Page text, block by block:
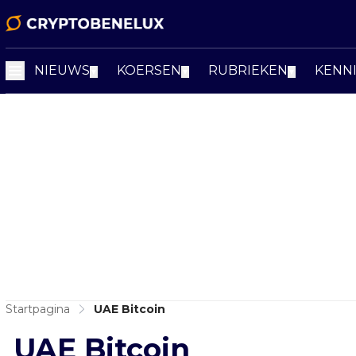
NIEUWS KOERSEN RUBRIEKEN
Startpagina UAE Bitcoin
UAE Bitcoin